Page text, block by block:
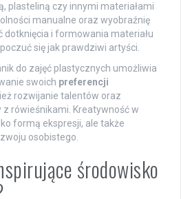
plasteliną czy innymi materiałami
manualne oraz wyobraźnię
dotknięcia i formowania materiału
się jak prawdziwi artyści.
do zajęć plastycznych umożliwia
swoich preferencji
rozwijanie talentów oraz
z rówieśnikami. Kreatywność w
formą ekspresji, ale także
osobistego.
środowisko